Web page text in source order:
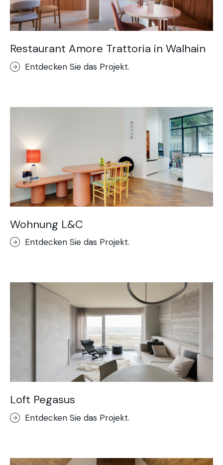
Kunstfelsen
Restaurant Amore Trattoria in Walhain
Entdecken Sie das Projekt.
Wohnung L&C
Entdecken Sie das Projekt.
Loft Pegasus
Entdecken Sie das Projekt.